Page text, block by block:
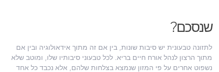
שנסכם?
לתזונה טבעונית יש סיבות שונות, בין אם זה מתוך אידאולוגיה ובין אם
מתוך הרצון לנהל אורח חיים בריא. לכל טבעוני סיבותיו שלו, ומוטב שלא
נשפוט אחרים על פי המזון שנמצא בצלחות שלהם, אלא נכבד כל אחד